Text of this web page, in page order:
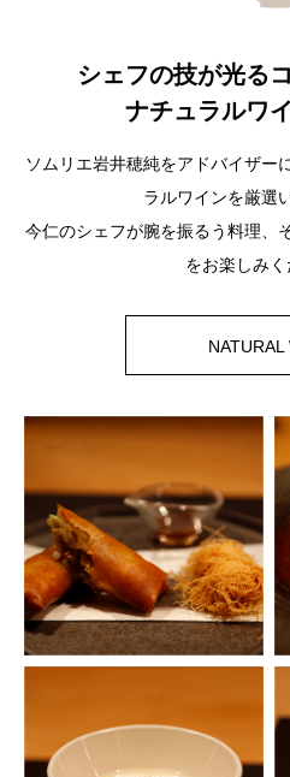
シェフの技が光る
ナチュラルワ
ソムリエ岩井穂純をアドバイザー
ラルワインを厳選
今仁のシェフが腕を振るう料理、
をお楽しみく
NATURAL